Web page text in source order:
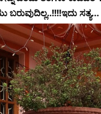
ಸತ್ಯ…